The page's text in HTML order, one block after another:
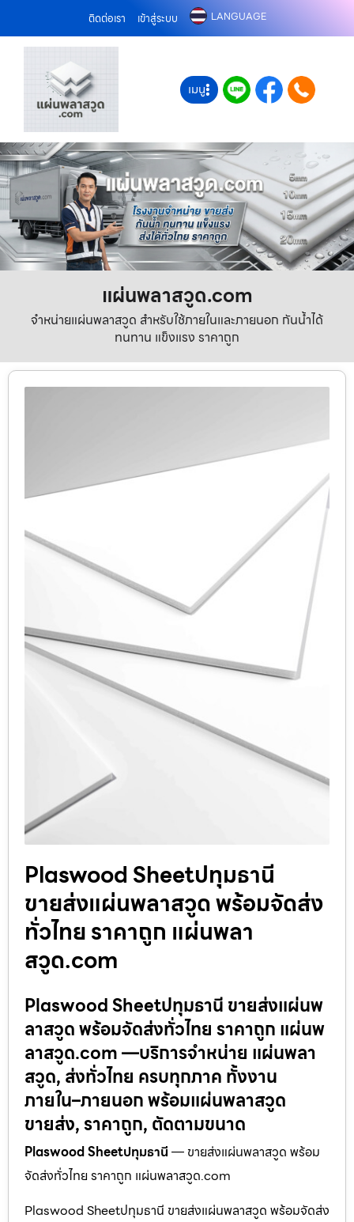
ติดต่อเรา เข้าสู่ระบบ LANGUAGE
เมนู
แผ่นพลาสวูด.com
จำหน่ายแผ่นพลาสวูด สำหรับใช้ภายในและภายนอก กันน้ำได้
ทนทาน แข็งแรง ราคาถูก
Plaswood Sheetปทุมธานี
ขายส่งแผ่นพลาสวูด พร้อมจัดส่ง
ทั่วไทย ราคาถูก แผ่นพลา
สวูด.com
Plaswood Sheetปทุมธานี ขายส่งแผ่นพ
ลาสวูด พร้อมจัดส่งทั่วไทย ราคาถูก แผ่นพ
ลาสวูด.com —บริการจำหน่าย แผ่นพลา
สวูด, ส่งทั่วไทย ครบทุกภาค ทั้งงาน
ภายใน–ภายนอก พร้อมแผ่นพลาสวูด
ขายส่ง, ราคาถูก, ตัดตามขนาด
Plaswood Sheetปทุมธานี — ขายส่งแผ่นพลาสวูด พร้อม
จัดส่งทั่วไทย ราคาถูก แผ่นพลาสวูด.com
Plaswood Sheetปทุมธานี ขายส่งแผ่นพลาสวูด พร้อมจัดส่ง